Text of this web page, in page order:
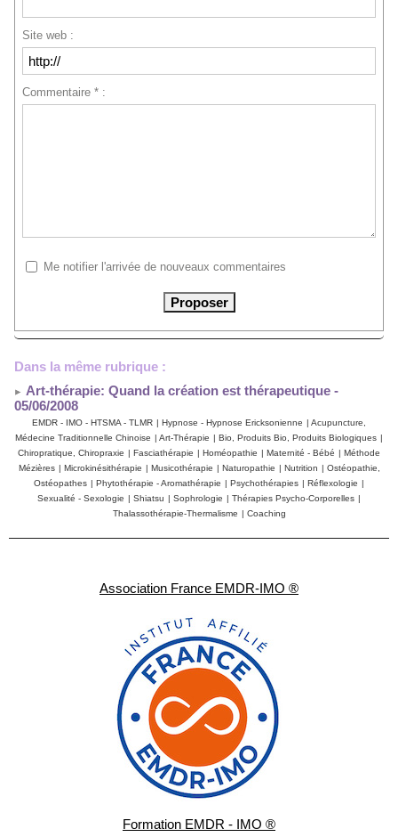
Association France EMDR-IMO ®
Formation EMDR - IMO ®
Site web :
Commentaire * :
Me notifier l'arrivée de nouveaux commentaires
Dans la même rubrique :
Art-thérapie: Quand la création est thérapeutique -
05/06/2008
EMDR - IMO - HTSMA - TLMR | Hypnose - Hypnose Ericksonienne | Acupuncture,
Médecine Traditionnelle Chinoise | Art-Thérapie | Bio, Produits Bio, Produits Biologiques |
Chiropratique, Chiropraxie | Fasciathérapie | Homéopathie | Maternité - Bébé | Méthode
Mézières | Microkinésithérapie | Musicothérapie | Naturopathie | Nutrition | Ostéopathie,
Ostéopathes | Phytothérapie - Aromathérapie | Psychothérapies | Réflexologie |
Sexualité - Sexologie | Shiatsu | Sophrologie | Thérapies Psycho-Corporelles |
Thalassothérapie-Thermalisme | Coaching